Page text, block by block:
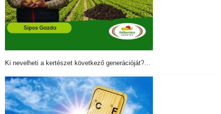
Ki nevelheti a kertészet következő generációját?…